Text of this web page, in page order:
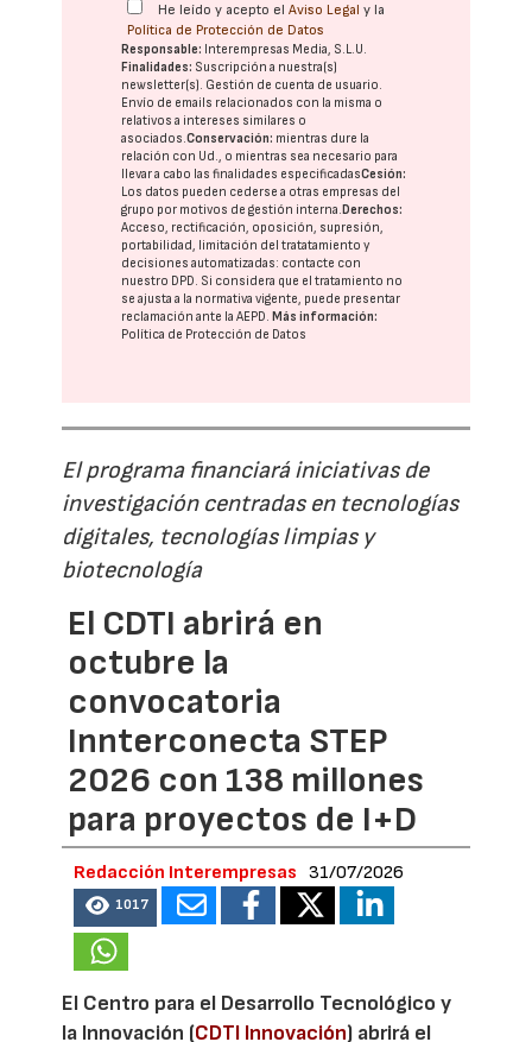
He leído y acepto elAviso Legal y la
Política de Protección de Datos
Responsable: Interempresas Media, S.L.U.
Finalidades: Suscripción a nuestra(s)
newsletter(s). Gestión de cuenta de usuario.
Envío de emails relacionados con la misma o
relativos a intereses similares o
asociados.Conservación: mientras dure la
relación con Ud., o mientras sea necesario para
llevar a cabo las finalidades especificadasCesión:
Los datos pueden cederse a otras empresas del
grupo por motivos de gestión interna. Derechos:
Acceso, rectificación, oposición, supresión,
portabilidad, limitación del tratatamiento y
decisiones automatizadas: contacte con
nuestro DPD. Si considera que el tratamiento no
se ajusta a la normativa vigente, puede presentar
reclamación ante laAEPD. Más información:
Política de Protección de Datos
El programa financiará iniciativas de
investigación centradas en tecnologías
digitales, tecnologías limpias y
biotecnología
El CDTI abrirá en
octubre la
convocatoria
Innterconecta STEP
2026 con 138 millones
para proyectos de I+D
Redacción Interempresas 31/07/2026
1017
El Centro para el Desarrollo Tecnológico y
la Innovación (CDTI Innovación) abrirá el